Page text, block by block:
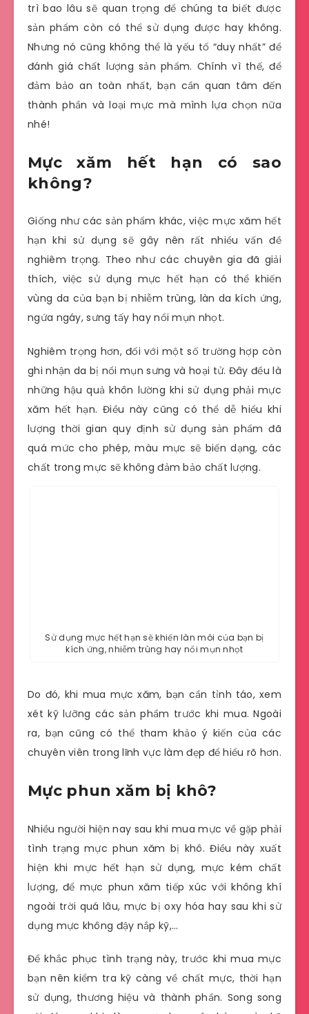
trì bao lâu sẽ quan trọng để chúng ta biết được
sản phẩm còn có thể sử dụng được hay không.
Nhưng nó cũng không thể là yếu tố “duy nhất” để
đánh giá chất lượng sản phẩm. Chính vì thế, để
đảm bảo an toàn nhất, bạn cần quan tâm đến
thành phần và loại mực mà mình lựa chọn nữa
nhé!
Mực xăm hết hạn có sao
không?
Giống như các sản phẩm khác, việc mực xăm hết
hạn khi sử dụng sẽ gây nên rất nhiều vấn đề
nghiêm trọng. Theo như các chuyên gia đã giải
thích, việc sử dụng mực hết hạn có thể khiến
vùng da của bạn bị nhiễm trùng, làn da kích ứng,
ngứa ngáy, sưng tấy hay nổi mụn nhọt.
Nghiêm trọng hơn, đối với một số trường hợp còn
ghi nhận da bị nổi mụn sưng và hoại tử. Đây đều là
những hậu quả khôn lường khi sử dụng phải mực
xăm hết hạn. Điều này cũng có thể dễ hiểu khi
lượng thời gian quy định sử dụng sản phẩm đã
quá mức cho phép, màu mực sẽ biến dạng, các
chất trong mực sẽ không đảm bảo chất lượng.
Sử dụng mực hết hạn sẽ khiến làn môi của bạn bị
kích ứng, nhiễm trùng hay nổi mụn nhọt
Do đó, khi mua mực xăm, bạn cần tỉnh táo, xem
xét kỹ lưỡng các sản phẩm trước khi mua. Ngoài
ra, bạn cũng có thể tham khảo ý kiến của các
chuyên viên trong lĩnh vực làm đẹp để hiểu rõ hơn.
Mực phun xăm bị khô?
Nhiều người hiện nay sau khi mua mực về gặp phải
tình trạng mực phun xăm bị khô. Điều này xuất
hiện khi mực hết hạn sử dụng, mực kém chất
lượng, để mực phun xăm tiếp xúc với không khí
ngoài trời quá lâu, mực bị oxy hóa hay sau khi sử
dụng mực không đậy nắp kỹ,…
Để khắc phục tình trạng này, trước khi mua mực
bạn nên kiểm tra kỹ càng về chất mực, thời hạn
sử dụng, thương hiệu và thành phần. Song song